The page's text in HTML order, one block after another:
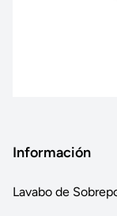
Información
Lavabo de